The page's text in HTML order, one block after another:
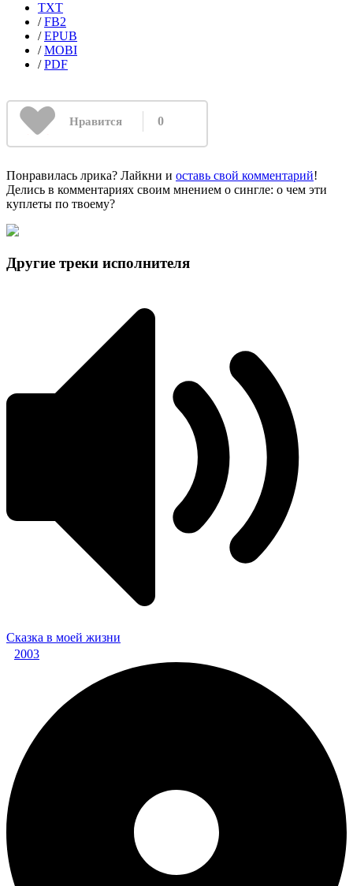
TXT
/FB2
/EPUB
/MOBI
/PDF
Нравится 0
Понравилась лрика? Лайкни и оставь свой комментарий!
Делись в комментариях своим мнением о сингле: о чем эти
куплеты по твоему?
Другие треки исполнителя
Сказка в моей жизни
2003